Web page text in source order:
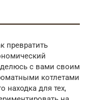
превратить
с вами своим
котлетами
находка для тех,